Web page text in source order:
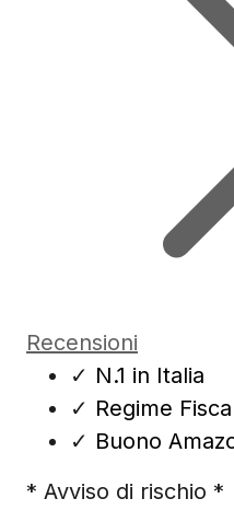
Recensioni
✓ N.1 in Italia
✓ Regime
✓ Buono
* Avviso di rischio *